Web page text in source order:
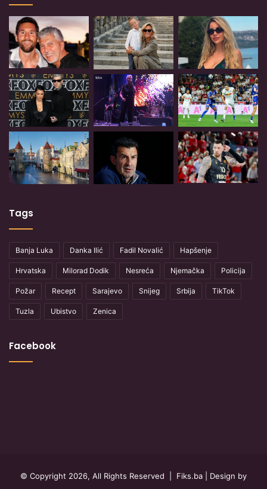
Tags
Banja Luka Danka Ilić Fadil Novalić Hapšenje
Hrvatska Milorad Dodik Nesreća Njemačka Policija
Požar Recept Sarajevo Snijeg Srbija TikTok
Tuzla Ubistvo Zenica
Facebook
© Copyright 2026, All Rights Reserved | Fiks.ba | Design by